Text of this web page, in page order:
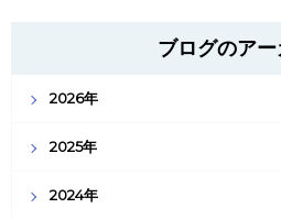
ブログのア
2026年
2025年
2024年